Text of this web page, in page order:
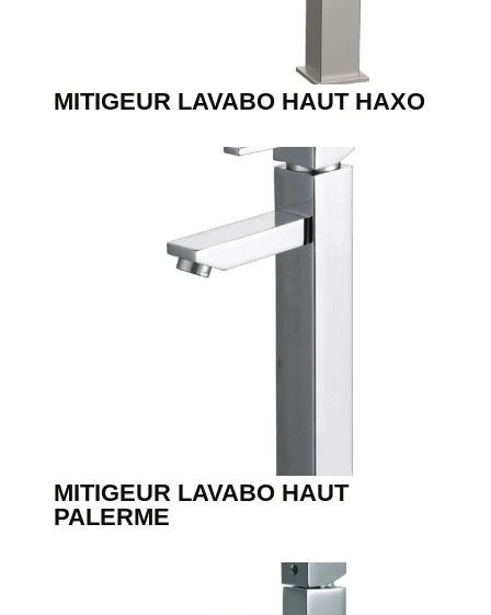
MITIGEUR LAVABO HAUT HAXO
MITIGEUR LAVABO HAUT
PALERME